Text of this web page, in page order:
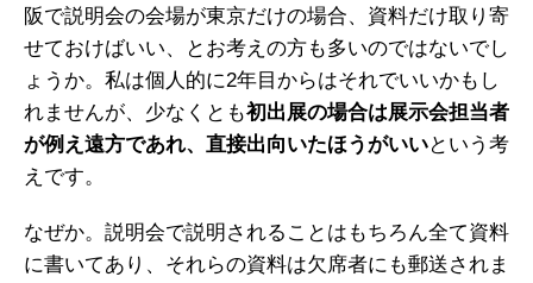
阪で説明会の会場が東京だけの場合、資料だけ取り寄
せておけばいい、とお考えの方も多いのではないでし
ょうか。私は個人的に2年目からはそれでいいかもし
れませんが、少なくとも初出展の場合は展示会担当者
が例え遠方であれ、直接出向いたほうがいいという考
えです。
なぜか。説明会で説明されることはもちろん全て資料
に書いてあり、それらの資料は欠席者にも郵送されま